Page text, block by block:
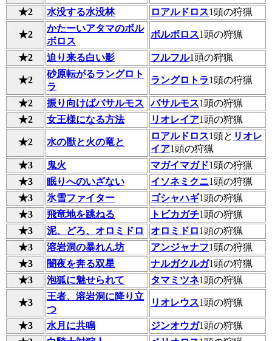
★2
水没する水没林 ロアルドロス1頭の狩猟
★2
かたーいアタマのボル
ボロス
ボルボロス1頭の狩猟
★2 迫り来る白い影 フルフル1頭の狩猟
★2
砂原転がるラングロト
ラ
ラングロトラ1頭の狩猟
★2 振り向けばバサルモス バサルモス1頭の狩猟
★2
女王様になる方法 リオレイア1頭の狩猟
★2 水の獣と火の竜と
ロアルドロス1頭と リオレ
イア1頭の狩猟
★3
鬼火 マガイマガド1頭の狩猟
★3
眠りへのいざない イソネミクニ1頭の狩猟
★3
氷雪ファイター ゴシャハギ1頭の狩猟
★3
飛竜地を跳ねる トビカガチ1頭の狩猟
★3
泥、どろ、オロミドロ オロミドロ1頭の狩猟
★3
溶岩洞の暴れん坊 アンジャナフ1頭の狩猟
★3
闇夜を奔る双星 ナルガクルガ1頭の狩猟
★3
泡狐に魅せられて タマミツネ1頭の狩猟
★3
王者、溶岩洞に降り立
つ
リオレウス1頭の狩猟
★3 水月に共鳴 ジンオウガ1頭の狩猟